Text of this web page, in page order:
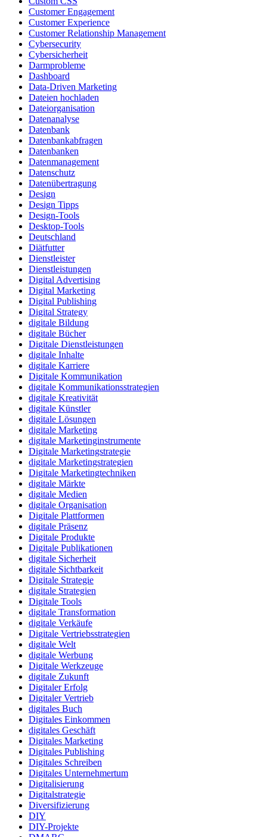
Customer Engagement
Customer Experience
Customer Relationship Management
Cybersecurity
Cybersicherheit
Darmprobleme
Dashboard
Data-Driven Marketing
Dateien hochladen
Dateiorganisation
Datenanalyse
Datenbank
Datenbankabfragen
Datenbanken
Datenmanagement
Datenschutz
Datenübertragung
Design
Design Tipps
Design-Tools
Desktop-Tools
Deutschland
Diätfutter
Dienstleister
Dienstleistungen
Digital Advertising
Digital Marketing
Digital Publishing
Digital Strategy
digitale Bildung
digitale Bücher
Digitale Dienstleistungen
digitale Inhalte
digitale Karriere
Digitale Kommunikation
digitale Kommunikationsstrategien
digitale Kreativität
digitale Künstler
digitale Lösungen
digitale Marketing
digitale Marketinginstrumente
Digitale Marketingstrategie
digitale Marketingstrategien
Digitale Marketingtechniken
digitale Märkte
digitale Medien
digitale Organisation
Digitale Plattformen
digitale Präsenz
Digitale Produkte
Digitale Publikationen
digitale Sicherheit
digitale Sichtbarkeit
Digitale Strategie
digitale Strategien
Digitale Tools
digitale Transformation
digitale Verkäufe
Digitale Vertriebsstrategien
digitale Welt
digitale Werbung
Digitale Werkzeuge
digitale Zukunft
Digitaler Erfolg
Digitaler Vertrieb
digitales Buch
Digitales Einkommen
digitales Geschäft
Digitales Marketing
Digitales Publishing
Digitales Schreiben
Digitales Unternehmertum
Digitalisierung
Digitalstrategie
Diversifizierung
DIY
DIY-Projekte